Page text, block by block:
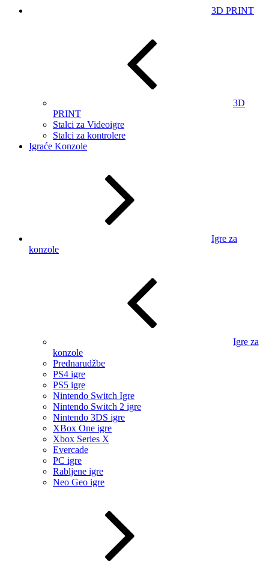
3D PRINT
3D
PRINT
Stalci za Videoigre
Stalci za kontrolere
Igraće Konzole
Igre za
konzole
Igre za
konzole
Prednarudžbe
PS4 igre
PS5 igre
Nintendo Switch Igre
Nintendo Switch 2 igre
Nintendo 3DS igre
XBox One igre
Xbox Series X
Evercade
PC igre
Rabljene igre
Neo Geo igre